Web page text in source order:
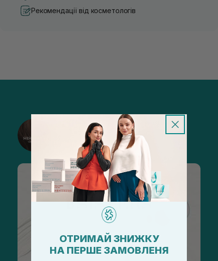
Рекомендації від косметологів
@sisters_stelmakh в Instagram
Підписатися
ОТРИМАЙ ЗНИЖКУ
НА ПЕРШЕ ЗАМОВЛЕНЯ